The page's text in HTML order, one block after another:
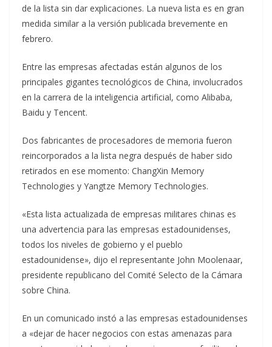
de la lista sin dar explicaciones. La nueva lista es en gran
medida similar a la versión publicada brevemente en
febrero.
Entre las empresas afectadas están algunos de los
principales gigantes tecnológicos de China, involucrados
en la carrera de la inteligencia artificial, como Alibaba,
Baidu y Tencent.
Dos fabricantes de procesadores de memoria fueron
reincorporados a la lista negra después de haber sido
retirados en ese momento: ChangXin Memory
Technologies y Yangtze Memory Technologies.
«Esta lista actualizada de empresas militares chinas es
una advertencia para las empresas estadounidenses,
todos los niveles de gobierno y el pueblo
estadounidense», dijo el representante John Moolenaar,
presidente republicano del Comité Selecto de la Cámara
sobre China.
En un comunicado instó a las empresas estadounidenses
a «dejar de hacer negocios con estas amenazas para